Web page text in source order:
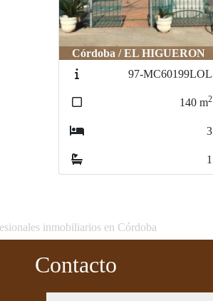
Córdoba / CERRO MURIANO
9-FI899L_copia
31000 m2
3
2
inmobiliarios en Córdoba
Contacto